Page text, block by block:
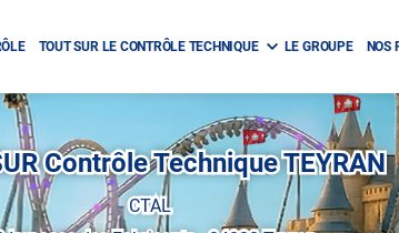
TOUT SUR LE CONTRÔLE TECHNIQUE LE GROUPE NOS
Contrôle Technique TEYRAN
CTAL